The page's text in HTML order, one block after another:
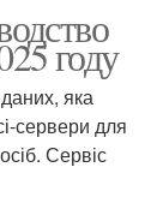
году
яка
сервери для
Сервіс